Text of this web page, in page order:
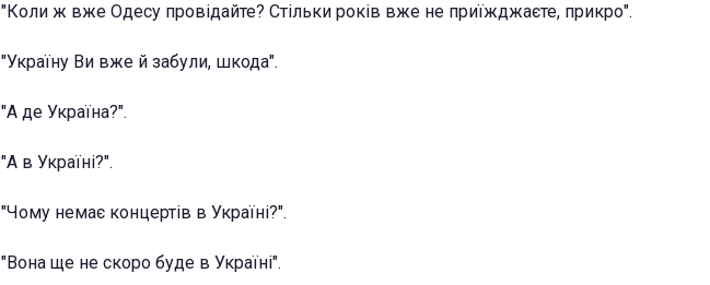
"Коли ж вже Одесу провідайте? Стільки років вже не приїжджаєте, прикро".
"Україну Ви вже й забули, шкода".
"А де Україна?".
"А в Україні?".
"Чому немає концертів в Україні?".
"Вона ще не скоро буде в Україні".